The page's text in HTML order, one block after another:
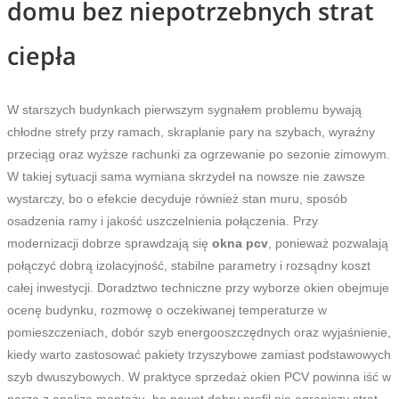
domu bez niepotrzebnych strat
ciepła
W starszych budynkach pierwszym sygnałem problemu bywają
chłodne strefy przy ramach, skraplanie pary na szybach, wyraźny
przeciąg oraz wyższe rachunki za ogrzewanie po sezonie zimowym.
W takiej sytuacji sama wymiana skrzydeł na nowsze nie zawsze
wystarczy, bo o efekcie decyduje również stan muru, sposób
osadzenia ramy i jakość uszczelnienia połączenia. Przy
modernizacji dobrze sprawdzają się okna pcv , ponieważ pozwalają
połączyć dobrą izolacyjność, stabilne parametry i rozsądny koszt
całej inwestycji. Doradztwo techniczne przy wyborze okien obejmuje
ocenę budynku, rozmowę o oczekiwanej temperaturze w
pomieszczeniach, dobór szyb energooszczędnych oraz wyjaśnienie,
kiedy warto zastosować pakiety trzyszybowe zamiast podstawowych
szyb dwuszybowych. W praktyce sprzedaż okien PCV powinna iść w